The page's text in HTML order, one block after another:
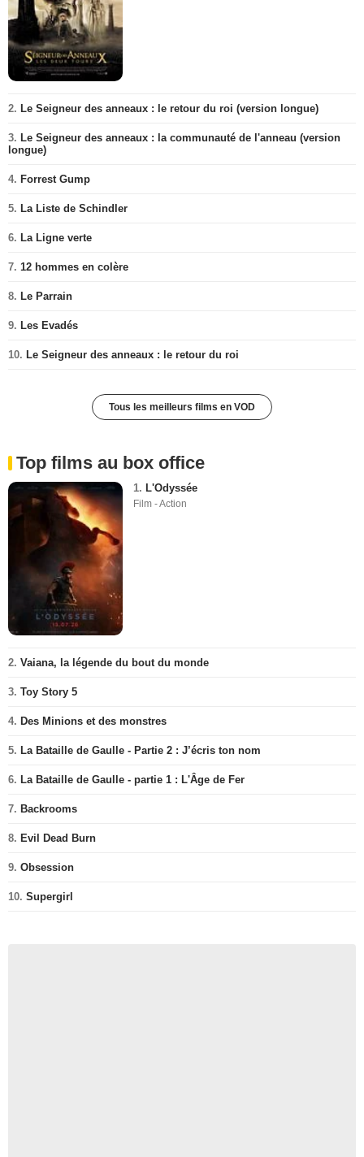
2. Le Seigneur des anneaux : le retour du roi (version longue)
3. Le Seigneur des anneaux : la communauté de l'anneau (version
longue)
4. Forrest Gump
5. La Liste de Schindler
6. La Ligne verte
7. 12 hommes en colère
8. Le Parrain
9. Les Evadés
10. Le Seigneur des anneaux : le retour du roi
Tous les meilleurs films en VOD
Top films au box office
1. L'Odyssée
Film - Action
2. Vaiana, la légende du bout du monde
3. Toy Story 5
4. Des Minions et des monstres
5. La Bataille de Gaulle - Partie 2 : J’écris ton nom
6. La Bataille de Gaulle - partie 1 : L'Âge de Fer
7. Backrooms
8. Evil Dead Burn
9. Obsession
10. Supergirl